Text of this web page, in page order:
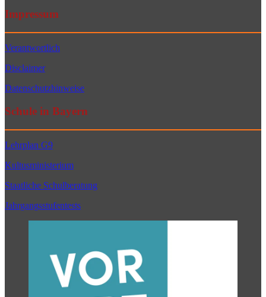
Impressum
Verantwortlich
Disclaimer
Datenschutzhinweise
Schule in Bayern
Lehrplan G9
Kultusministerium
Staatliche Schulberatung
Jahrgangsstufentests